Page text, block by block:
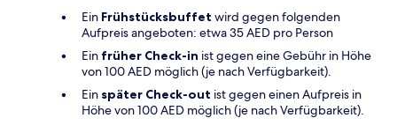
Ein Frühstücksbuffet wird gegen folgenden
Aufpreis angeboten: etwa 35 AED pro Person
Ein früher Check-in ist gegen eine Gebühr in Höhe
von 100 AED möglich (je nach Verfügbarkeit).
Ein später Check-out ist gegen einen Aufpreis in
Höhe von 100 AED möglich (je nach Verfügbarkeit).